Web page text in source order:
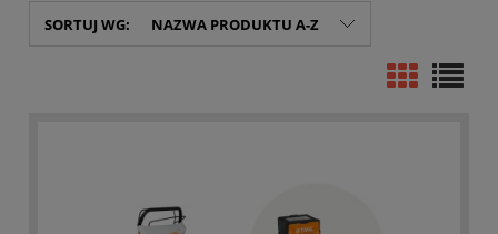
SORTUJ WG: NAZWA PRODUKTU A-Z